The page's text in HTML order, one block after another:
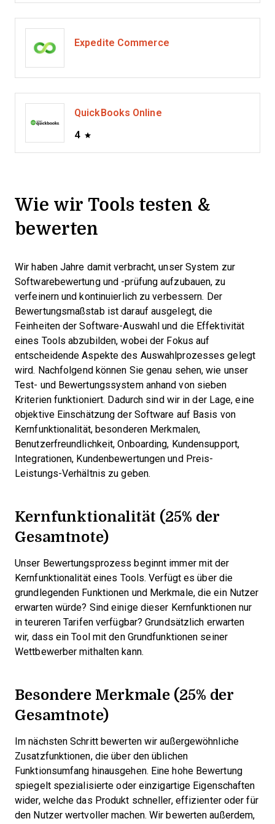
Expedite Commerce
QuickBooks Online
4
Wie wir Tools testen &
bewerten
Wir haben Jahre damit verbracht, unser System zur
Softwarebewertung und -prüfung aufzubauen, zu
verfeinern und kontinuierlich zu verbessern. Der
Bewertungsmaßstab ist darauf ausgelegt, die
Feinheiten der Software-Auswahl und die Effektivität
eines Tools abzubilden, wobei der Fokus auf
entscheidende Aspekte des Auswahlprozesses gelegt
wird. Nachfolgend können Sie genau sehen, wie unser
Test- und Bewertungssystem anhand von sieben
Kriterien funktioniert. Dadurch sind wir in der Lage, eine
objektive Einschätzung der Software auf Basis von
Kernfunktionalität, besonderen Merkmalen,
Benutzerfreundlichkeit, Onboarding, Kundensupport,
Integrationen, Kundenbewertungen und Preis-
Leistungs-Verhältnis zu geben.
Kernfunktionalität (25% der
Gesamtnote)
Unser Bewertungsprozess beginnt immer mit der
Kernfunktionalität eines Tools. Verfügt es über die
grundlegenden Funktionen und Merkmale, die ein Nutzer
erwarten würde? Sind einige dieser Kernfunktionen nur
in teureren Tarifen verfügbar? Grundsätzlich erwarten
wir, dass ein Tool mit den Grundfunktionen seiner
Wettbewerber mithalten kann.
Besondere Merkmale (25% der
Gesamtnote)
Im nächsten Schritt bewerten wir außergewöhnliche
Zusatzfunktionen, die über den üblichen
Funktionsumfang hinausgehen. Eine hohe Bewertung
spiegelt spezialisierte oder einzigartige Eigenschaften
wider, welche das Produkt schneller, effizienter oder für
den Nutzer wertvoller machen. Wir bewerten außerdem,